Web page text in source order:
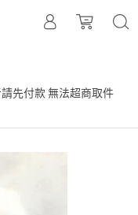
先付款 無法超商取件